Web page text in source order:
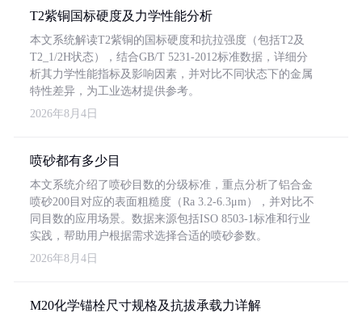
T2紫铜国标硬度及力学性能分析
本文系统解读T2紫铜的国标硬度和抗拉强度（包括T2及
T2_1/2H状态），结合GB/T 5231-2012标准数据，详细分
析其力学性能指标及影响因素，并对比不同状态下的金属
特性差异，为工业选材提供参考。
2026年8月4日
喷砂都有多少目
本文系统介绍了喷砂目数的分级标准，重点分析了铝合金
喷砂200目对应的表面粗糙度（Ra 3.2-6.3μm），并对比不
同目数的应用场景。数据来源包括ISO 8503-1标准和行业
实践，帮助用户根据需求选择合适的喷砂参数。
2026年8月4日
M20化学锚栓尺寸规格及抗拔承载力详解